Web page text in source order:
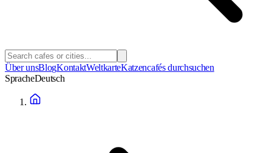
Über unsBlogKontaktWeltkarteKatzencafés durchsuchen
SpracheDeutsch